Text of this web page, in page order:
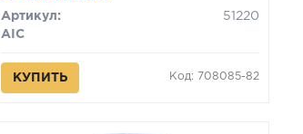
Артикул:
51220
AIC
КУПИТЬ Код: 708085-82